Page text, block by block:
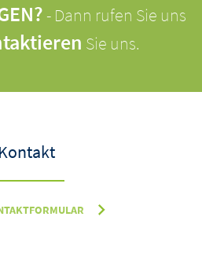
- Dann rufen Sie uns
Sie uns.
Kontakt